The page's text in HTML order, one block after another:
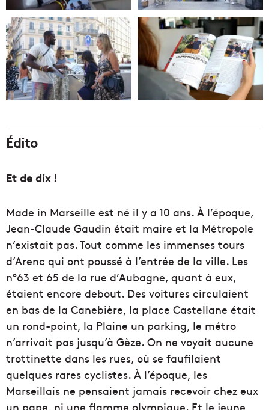
Édito
Et de dix !
Made in Marseille est né il y a 10 ans. À l’époque,
Jean-Claude Gaudin était maire et la Métropole
n’existait pas. Tout comme les immenses tours
d’Arenc qui ont poussé à l’entrée de la ville. Les
n°63 et 65 de la rue d’Aubagne, quant à eux,
étaient encore debout. Des voitures circulaient
en bas de la Canebière, la place Castellane était
un rond-point, la Plaine un parking, le métro
n’arrivait pas jusqu’à Gèze. On ne voyait aucune
trottinette dans les rues, où se faufilaient
quelques rares cyclistes. À l’époque, les
Marseillais ne pensaient jamais recevoir chez eux
un pape, ni une flamme olympique. Et le jeune